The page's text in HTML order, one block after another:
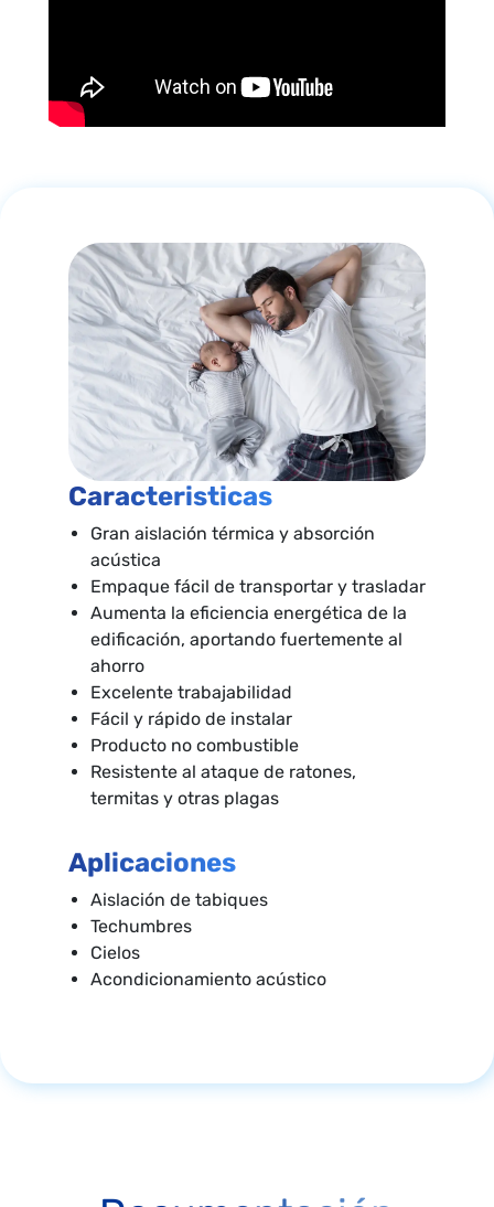
Caracteristicas
Gran aislación térmica y absorción
acústica
Empaque fácil de transportar y trasladar
Aumenta la eficiencia energética de la
edificación, aportando fuertemente al
ahorro
Excelente trabajabilidad
Fácil y rápido de instalar
Producto no combustible
Resistente al ataque de ratones,
termitas y otras plagas
Aplicaciones
Aislación de tabiques
Techumbres
Cielos
Acondicionamiento acústico